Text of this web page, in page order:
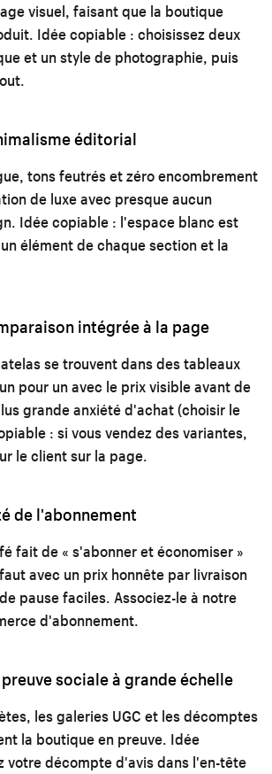
visuel, faisant que la boutique
Idée copiable : choisissez deux
et un style de photographie, puis
éditorial
tons feutrés et zéro encombrement
de luxe avec presque aucun
Idée copiable : l'espace blanc est
élément de chaque section et la
intégrée à la page
se trouvent dans des tableaux
pour un avec le prix visible avant de
grande anxiété d'achat (choisir le
: si vous vendez des variantes,
le client sur la page.
de l'abonnement
fait de « s'abonner et économiser »
avec un prix honnête par livraison
pause faciles. Associez-le à notre
d'abonnement.
sociale à grande échelle
les galeries UGC et les décomptes
la boutique en preuve. Idée
votre décompte d'avis dans l'en-tête